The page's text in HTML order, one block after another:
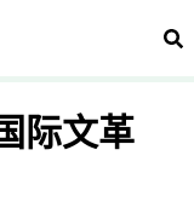
搜
际文革